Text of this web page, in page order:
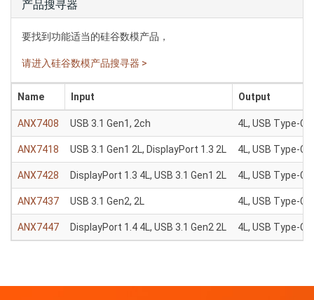
产品搜寻器
要找到功能适当的硅谷数模产品，
请进入硅谷数模产品搜寻器 >
Name Input Output
ANX7408 USB 3.1 Gen1, 2ch 4L, USB Type-C
ANX7418 USB 3.1 Gen1 2L, DisplayPort 1.3 2L 4L, USB Type-C
ANX7428 DisplayPort 1.3 4L, USB 3.1 Gen1 2L 4L, USB Type-C
ANX7437 USB 3.1 Gen2, 2L 4L, USB Type-C
ANX7447 DisplayPort 1.4 4L, USB 3.1 Gen2 2L 4L, USB Type-C